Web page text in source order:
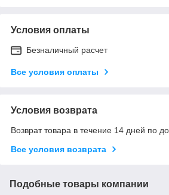
Условия оплаты
Безналичный расчет
Все условия оплаты
Условия возврата
Возврат товара в течение 14 дней по
Все условия возврата
Подобные товары компании